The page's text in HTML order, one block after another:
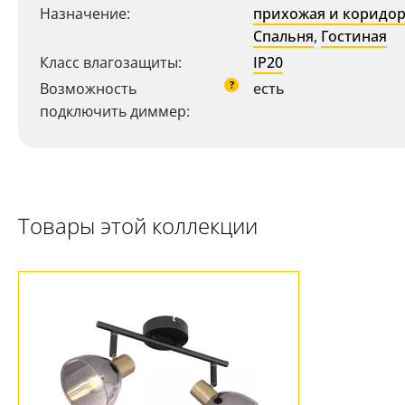
+7 (800) 775-63-32
+7 (495) 255-03-21- бесплатная доставка
Назначение:
прихожая и коридор
Спальня, Гостиная
Класс влагозащиты:
IP20
Возможность
подключить диммер:
? есть
Товары этой коллекции